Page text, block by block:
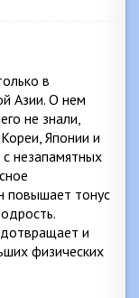
в
Азии. О нем
не знали,
Японии и
незапамятных
повышает тонус
и
физических